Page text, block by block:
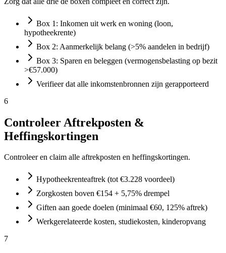
Box 1: Inkomen uit werk en woning (loon,
hypotheekrente)
Box 2: Aanmerkelijk belang (>5% aandelen in bedrijf)
Box 3: Sparen en beleggen (vermogensbelasting op bezit
>€57.000)
Verifieer dat alle inkomstenbronnen zijn gerapporteerd
6
Controleer Aftrekposten &
Heffingskortingen
Controleer en claim alle aftrekposten en heffingskortingen.
Hypotheekrenteaftrek (tot €3.228 voordeel)
Zorgkosten boven €154 + 5,75% drempel
Giften aan goede doelen (minimaal €60, 125% aftrek)
Werkgerelateerde kosten, studiekosten, kinderopvang
7